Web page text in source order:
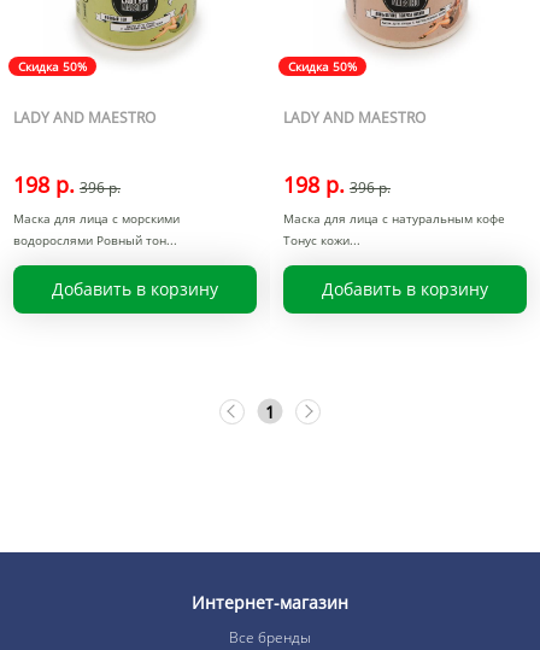
Скидка 50%
LADY AND MAESTRO
198 р. 396 р.
Маска для лица с морскими
водорослями Ровный тон
Добавить в корзину
Скидка 50%
LADY AND MAESTRO
198 р. 396 р.
Маска для лица с натуральным кофе
Тонус кожи
Добавить в корзину
1
Интернет-магазин
Все бренды